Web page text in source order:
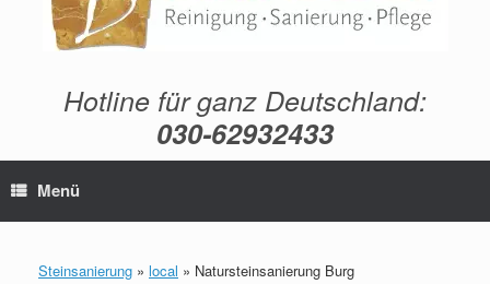
Hotline für ganz Deutschland:
030-62932433
Menü
Steinsanierung » local » Natursteinsanierung Burg